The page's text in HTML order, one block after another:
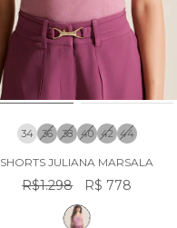
34 36 38 40 42 44
SHORTS JULIANA MARSALA
R$1.298 R$ 778